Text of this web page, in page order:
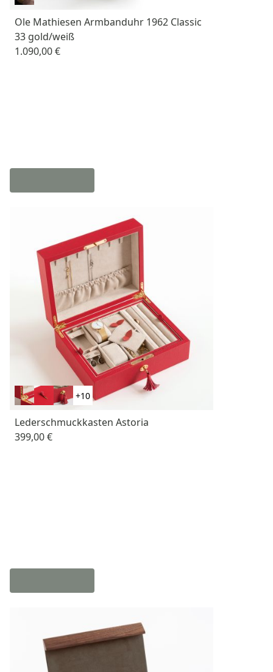
Ole Mathiesen Armbanduhr 1962 Classic
33 gold/weiß
1.090,00 €
+10
Lederschmuckkasten Astoria
399,00 €